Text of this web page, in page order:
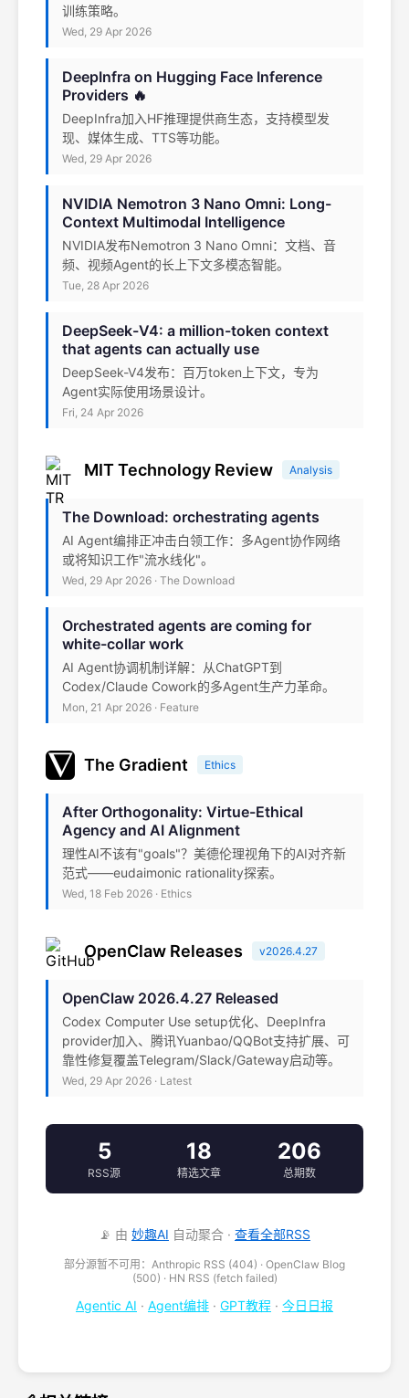
训练策略。
Wed, 29 Apr 2026
DeepInfra on Hugging Face Inference
Providers 🔥
DeepInfra加入HF推理提供商生态，支持模型发
现、媒体生成、TTS等功能。
Wed, 29 Apr 2026
NVIDIA Nemotron 3 Nano Omni: Long-
Context Multimodal Intelligence
NVIDIA发布Nemotron 3 Nano Omni：文档、音
频、视频Agent的长上下文多模态智能。
Tue, 28 Apr 2026
DeepSeek-V4: a million-token context
that agents can actually use
DeepSeek-V4发布：百万token上下文，专为
Agent实际使用场景设计。
Fri, 24 Apr 2026
MIT Technology Review Analysis
The Download: orchestrating agents
AI Agent编排正冲击白领工作：多Agent协作网络
或将知识工作"流水线化"。
Wed, 29 Apr 2026 · The Download
Orchestrated agents are coming for
white-collar work
AI Agent协调机制详解：从ChatGPT到
Codex/Claude Cowork的多Agent生产力革命。
Mon, 21 Apr 2026 · Feature
The Gradient Ethics
After Orthogonality: Virtue-Ethical
Agency and AI Alignment
理性AI不该有"goals"？美德伦理视角下的AI对齐新
范式——eudaimonic rationality探索。
Wed, 18 Feb 2026 · Ethics
OpenClaw Releases v2026.4.27
OpenClaw 2026.4.27 Released
Codex Computer Use setup优化、DeepInfra
provider加入、腾讯Yuanbao/QQBot支持扩展、可
靠性修复覆盖Telegram/Slack/Gateway启动等。
Wed, 29 Apr 2026 · Latest
5
RSS源
18
精选文章
206
总期数
📡 由 妙趣AI 自动聚合 · 查看全部RSS
部分源暂不可用：Anthropic RSS (404) · OpenClaw Blog
(500) · HN RSS (fetch failed)
Agentic AI · Agent编排 · GPT教程 · 今日日报